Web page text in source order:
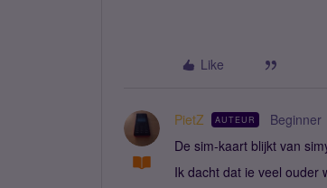
Like
PietZ AUTEUR Beginner
De sim-kaart blijkt van
Ik dacht dat ie veel ouder